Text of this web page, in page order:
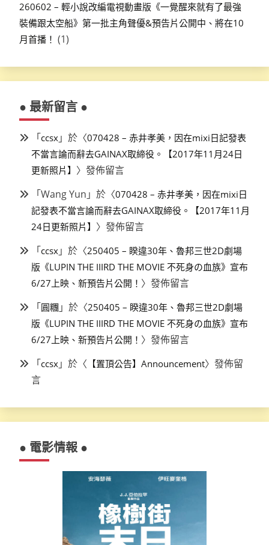
260602 – 輕小說改編電視動畫版《一覺醒來就有了最強
裝備跟太空船》第一批主角聲優&預告片公開中、將在10
月首播！ (1)
● 最新留言 ●
「ccsx 」於〈070428 – 赤井孝美，因在mixi日記發表
不當言論而辭去GAINAX取締役。【2017年11月24日
更新照片】 〉發佈留言
「Wang Yun 」於〈070428 – 赤井孝美，因在mixi日
記發表不當言論而辭去GAINAX取締役。【2017年11月
24日更新照片】 〉發佈留言
「ccsx 」於〈250405 – 睽違30年、魯邦三世2D劇場
版《LUPIN THE IIIRD THE MOVIE 不死身の血族》宣布
6/27上映、新預告片公開！ 〉發佈留言
「圓糰 」於〈250405 – 睽違30年、魯邦三世2D劇場
版《LUPIN THE IIIRD THE MOVIE 不死身の血族》宣布
6/27上映、新預告片公開！ 〉發佈留言
「ccsx 」於〈 【置頂公告】Announcement〉發佈留
言
● 電影情報 ●